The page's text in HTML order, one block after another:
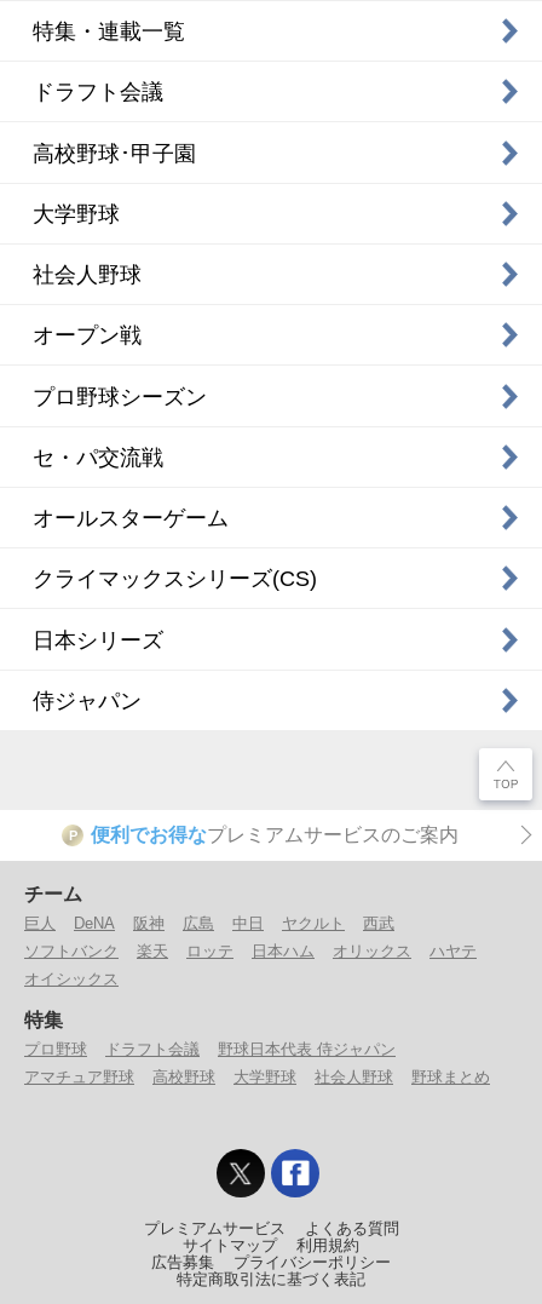
特集・連載一覧
ドラフト会議
高校野球･甲子園
大学野球
社会人野球
オープン戦
プロ野球シーズン
セ・パ交流戦
オールスターゲーム
クライマックスシリーズ(CS)
日本シリーズ
侍ジャパン
P 便利でお得なプレミアムサービスのご案内
チーム
巨人 DeNA 阪神 広島 中日 ヤクルト
西武
ソフトバンク
楽天 ロッテ 日本ハム オリックス
ハヤテ
オイシックス
特集
プロ野球 ドラフト会議
野球日本代表 侍ジャパン
アマチュア野球
高校野球 大学野球 社会人野球 野球まとめ
プレミアムサービス
よくある質問
サイトマップ
利用規約
広告募集
プライバシーポリシー
特定商取引法に基づく表記